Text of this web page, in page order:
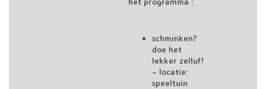
schminken?
doe het
lekker zelluf!
– locatie:
speeltuin